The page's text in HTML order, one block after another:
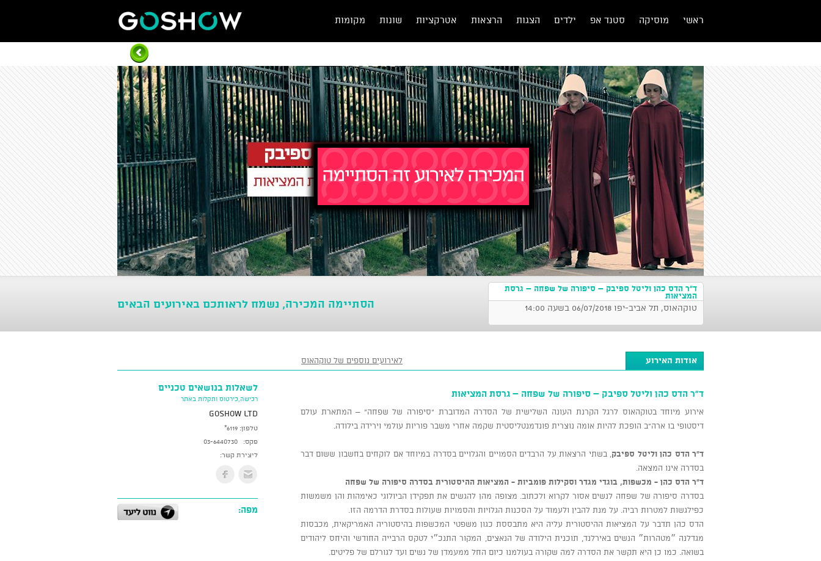
ראשי מוסיקה סטנד אפ ילדים הצגות הרצאות אטרקציות שונות מקומות
ד"ר הדס כהן וליטל ספיבק – סיפורה של שפחה – גרסת
המציאות
טוקהאוס, תל אביב-יפו 06/07/2018 בשעה 14:00 הסתיימה המכירה, נשמח לראותכם באירועים הבאים
אודות האירוע לאירועים נוספים של טוקהאוס
ד"ר הדס כהן וליטל ספיבק – סיפורה של שפחה – גרסת המציאות
אירוע מיוחד בטוקהאוס לרגל הקרנת העונה השלישית של הסדרה המדוברת "סיפורה של שפחה" – המתארת עולם
דיסטופי בו ארה"ב הופכת להיות אומה נוצרית פונדמנטליסטית שקמה אחרי משבר פוריות עולמי וירידה בילודה.
ד"ר הדס כהן וליטל ספיבק , בשתי הרצאות על הרבדים הסמויים והגלויים בסדרה במיוחד אם לוקחים בחשבון ששום דבר
בסדרה אינו המצאה.
ד"ר הדס כהן - מכשפות, בוגדי מגדר וסקילות פומביות - המציאות ההיסטורית בסדרה סיפורה של שפחה
בסדרה סיפורה של שפחה לנשים אסור לקרוא ולכתוב. מצופה מהן להגשים את תפקידן הביולוגי כאימהות והן משמשות
כפילגשות למטרות רביה. על מנת להבין ולעמוד על הסכנות הגלויות והסמויות שעולות בסדרת הדרמה הזו.
הדס כהן תדבר על המציאות ההיסטורית עליה היא מתבססת כגון משפטי המכשפות בהיסטוריה האמריקאית, מכבסות
מגדלנה ״מטהרות״ הנשים באירלנד, תוכנית הילודה של הנאצים, המקור התנכ״י לטקס הרבייה החודשי והיחס ליהודים
בשואה. כמו כן היא תקשר את הסדרה למה שקורה בעולמנו כיום החל ממעמדן של נשים ועד לגורלם של פליטים.
לשאלות בנושאים טכניים
רכישה,כירטוס ותקלות באתר
GoShow LTD
טלפון: *6119
פקס:
03-6440730
ליצירת קשר:
מפה: